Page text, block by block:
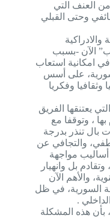
العنف التي
وحتى القبلي
الآن -بسبب
امكانية استعاب
على أسس
وثقافيا وفكريا
يعتنقها الفريق
، وتوقفا مع
بال تنذر بدرجة
والتجافي عن
أساليب مواجهة
بل وانهيار
والأهم الآن
السورية، في ظل
.
بأن هذه المشكلة